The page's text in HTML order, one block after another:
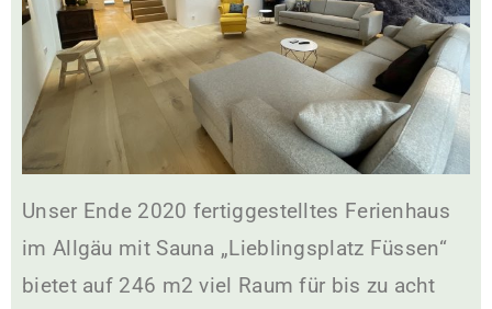
Unser Ende 2020 fertiggestelltes Ferienhaus
im Allgäu mit Sauna „Lieblingsplatz Füssen“
bietet auf 246 m2 viel Raum für bis zu acht